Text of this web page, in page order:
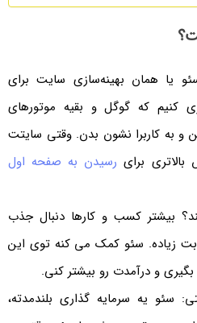
یا همان بهینه‌سازی سایت برای
کنیم که گوگل و بقیه موتورهای
به کاربرا نشون بدن. وقتی سایتت
برای رسیدن به صفحه اول
بیشتر کسب و کارها دنبال جذب
زیاده. سئو کمک می کنه توی این
و درآمدت رو بیشتر کنی.
سئو یه سرمایه گذاری بلندمدته،